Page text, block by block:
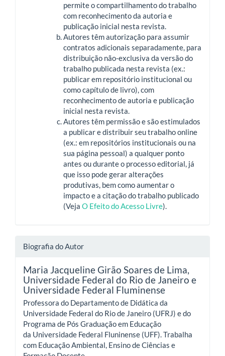
permite o compartilhamento do trabalho
com reconhecimento da autoria e
publicação inicial nesta revista.
Autores têm autorização para assumir
contratos adicionais separadamente, para
distribuição não-exclusiva da versão do
trabalho publicada nesta revista (ex.:
publicar em repositório institucional ou
como capítulo de livro), com
reconhecimento de autoria e publicação
inicial nesta revista.
Autores têm permissão e são estimulados
a publicar e distribuir seu trabalho online
(ex.: em repositórios institucionais ou na
sua página pessoal) a qualquer ponto
antes ou durante o processo editorial, já
que isso pode gerar alterações
produtivas, bem como aumentar o
impacto e a citação do trabalho publicado
(Veja O Efeito do Acesso Livre).
Biografia do Autor
Maria Jacqueline Girão Soares de Lima,
Universidade Federal do Rio de Janeiro e
Universidade Federal Fluminense
Professora do Departamento de Didática da
Universidade Federal do Rio de Janeiro (UFRJ) e do
Programa de Pós Graduação em Educação
da Universidade Federal Fluninense (UFF). Trabalha
com Educação Ambiental, Ensino de Ciências e